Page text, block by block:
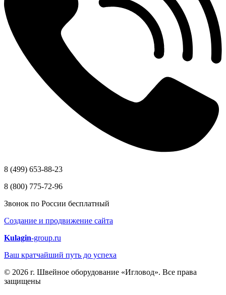
8 (499) 653-88-23
8 (800) 775-72-96
Звонок по России бесплатный
Создание и продвижение сайта
Kulagin-group.ru
Ваш кратчайший путь до успеха
© 2026 г. Швейное оборудование «Игловод». Все права
защищены